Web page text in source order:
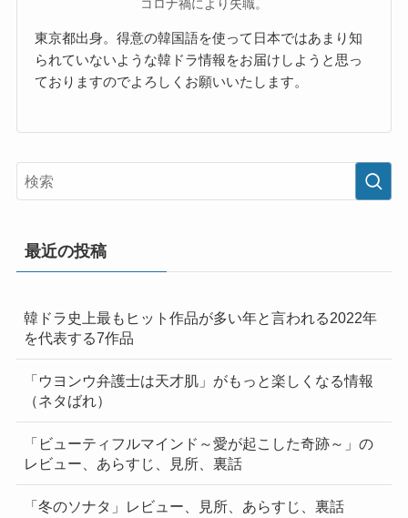
コロナ禍により失職。
東京都出身。得意の韓国語を使って日本ではあまり知
られていないような韓ドラ情報をお届けしようと思っ
ておりますのでよろしくお願いいたします。
最近の投稿
韓ドラ史上最もヒット作品が多い年と言われる2022年
を代表する7作品
「ウヨンウ弁護士は天才肌」がもっと楽しくなる情報
（ネタばれ）
「ビューティフルマインド～愛が起こした奇跡～」の
レビュー、あらすじ、見所、裏話
「冬のソナタ」レビュー、見所、あらすじ、裏話